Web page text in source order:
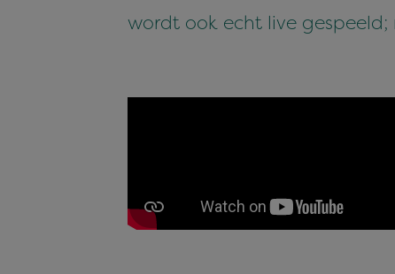
wordt ook echt live